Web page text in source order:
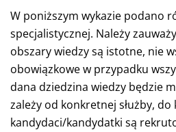
W poniższym wykazie podano
specjalistycznej. Należy
obszary wiedzy są istotne, nie
obowiązkowe w przypadku
dana dziedzina wiedzy będzie
zależy od konkretnej służby, do
kandydaci/kandydatki są